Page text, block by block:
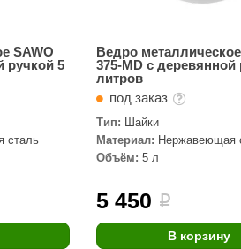
SAWO
ручкой 5
сталь
Ведро
375-MD с деревянной
литров
под заказ
Тип: Шайки
Материал: Нержавеющая
Объём: 5 л
5 450 i
В корзину